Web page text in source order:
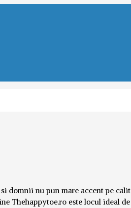
nu pun mare accent pe
Thehappytoe.ro este locul ideal